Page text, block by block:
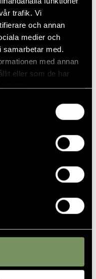
trafik. Vi
och annan
medier och
samarbetar med.
med annan
eller som de har